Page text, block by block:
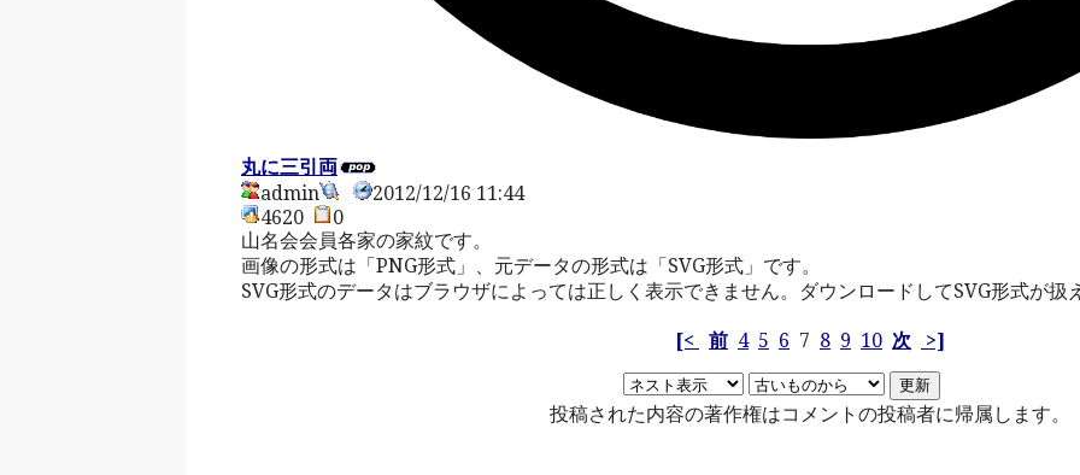
丸に三引両
admin
2012/12/16 11:44
4620
0
山名会会員各家の家紋です。
画像の形式は「PNG形式」、元データの形式は「SVG形式」です。
SVG形式のデータはブラウザによっては正しく表示できません。ダウンロードしてSVG形式が扱
[< 前 4 5 6 7 8 9 10 次 >]
投稿された内容の著作権はコメントの投稿者に帰属します。